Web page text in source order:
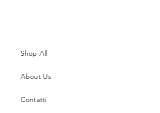
Shop All
About Us
Contatti